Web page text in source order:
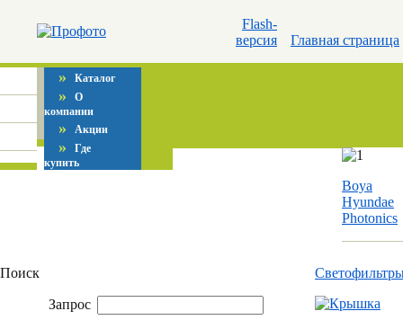
Flash-
версия
Главная страница
» Каталог
» О
компании
» Акции
» Где
купить
Boya
Hyundae
Photonics
Поиск
Запрос